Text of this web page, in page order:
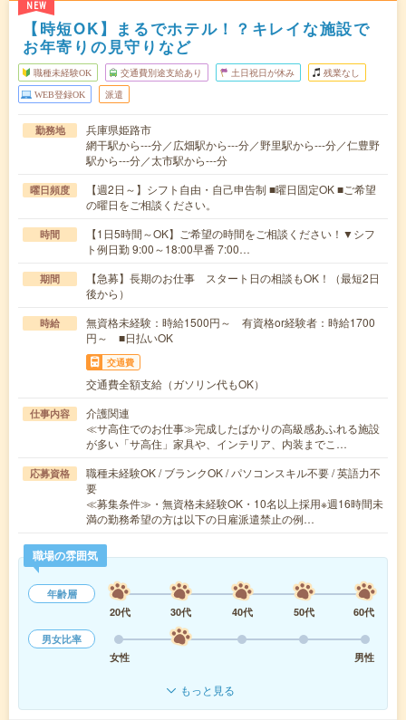
NEW
【時短OK】まるでホテル！？キレイな施設で
お年寄りの見守りなど
職種未経験OK 交通費別途支給あり 土日祝日が休み 残業なし
WEB登録OK 派遣
勤務地
兵庫県姫路市
網干駅から---分／広畑駅から---分／野里駅から---分／仁豊野
駅から---分／太市駅から---分
曜日頻度
【週2日～】シフト自由・自己申告制 ■曜日固定OK ■ご希望
の曜日をご相談ください。
時間
【1日5時間～OK】ご希望の時間をご相談ください！▼シフ
ト例日勤 9:00～18:00早番 7:00…
期間
【急募】長期のお仕事 スタート日の相談もOK！（最短2日
後から）
時給
無資格未経験：時給1500円～ 有資格or経験者：時給1700
円～ ■日払いOK
交通費
交通費全額支給（ガソリン代もOK）
仕事内容
介護関連
≪サ高住でのお仕事≫完成したばかりの高級感あふれる施設
が多い「サ高住」家具や、インテリア、内装までこ…
応募資格
職種未経験OK / ブランクOK / パソコンスキル不要 / 英語力不
要
≪募集条件≫・無資格未経験OK・10名以上採用※週16時間未
満の勤務希望の方は以下の日雇派遣禁止の例…
職場の雰囲気
年齢層
20代
30代 40代 50代
60代
男女比率
女性
男性
もっと見る